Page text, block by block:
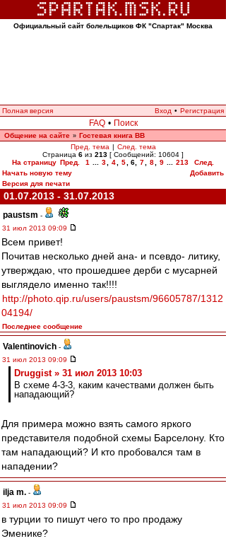
Официальный сайт болельщиков ФК "Спартак" Москва
Полная версия Вход • Регистрация
FAQ • Поиск
Общение на сайте » Гостевая книга ВВ
Пред. тема | След. тема
Страница 6 из 213 [ Сообщений: 10604 ]
На страницу Пред. 1 3 4 5 6 7 8 9 213
След.
Начать новую тему
Добавить
Версия для печати
01.07.2013 - 31.07.2013
paustsm -
31 июл 2013 09:09
Всем привет!
Почитав несколько дней ана- и псевдо- литику,
утверждаю, что прошедшее дерби с мусарней
выглядело именно так!!!!
http://photo.qip.ru/users/paustsm/96605787/1312
04194/
Последнее сообщение
Valentinovich -
31 июл 2013 09:09
Druggist » 31 июл 2013 10:03
В схеме 4-3-3, каким качествами должен быть
нападающий?
Для примера можно взять самого яркого
представителя подобной схемы Барселону. Кто
там нападающий? И кто пробовался там в
нападении?
ilja m. -
31 июл 2013 09:09
в турции то пишут чего то про продажу
Эменике?